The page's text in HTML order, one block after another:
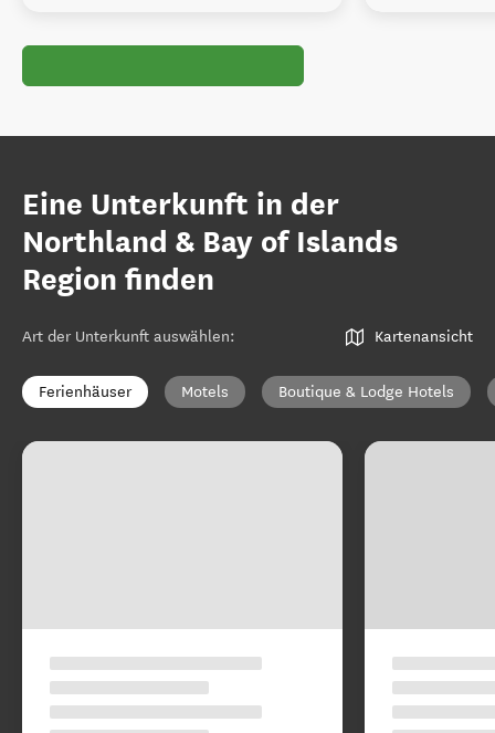
Eine Unterkunft in der
Northland & Bay of Islands
Region finden
Art der Unterkunft auswählen: Kartenansicht
Ferienhäuser Motels Boutique & Lodge Hotels